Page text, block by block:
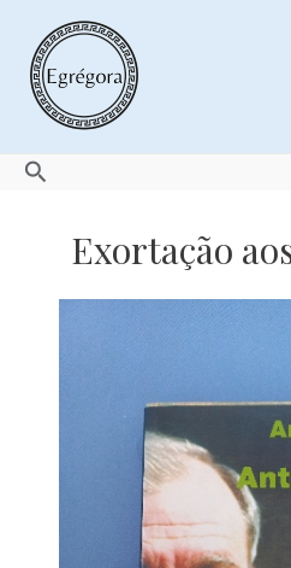
content
Search
Exortação